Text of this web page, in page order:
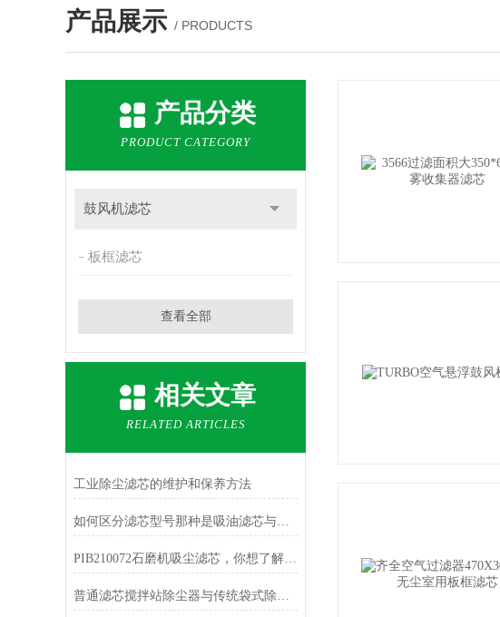
产品展示 / PRODUCTS
产品分类
PRODUCT CATEGORY
鼓风机滤芯
板框滤芯
查看全部
相关文章
RELATED ARTICLES
工业除尘滤芯的维护和保养方法
如何区分滤芯型号那种是吸油滤芯与回油滤芯
PIB210072石磨机吸尘滤芯，你想了解吗？
普通滤芯搅拌站除尘器与传统袋式除尘器的性能对比